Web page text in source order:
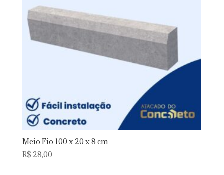
Meio Fio 100 x 20 x 8 cm
R$ 28,00